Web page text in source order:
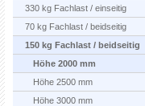
330 kg Fachlast / einseitig
70 kg Fachlast / beidseitig
150 kg Fachlast / beidseitig
Höhe 2000 mm
Höhe 2500 mm
Höhe 3000 mm